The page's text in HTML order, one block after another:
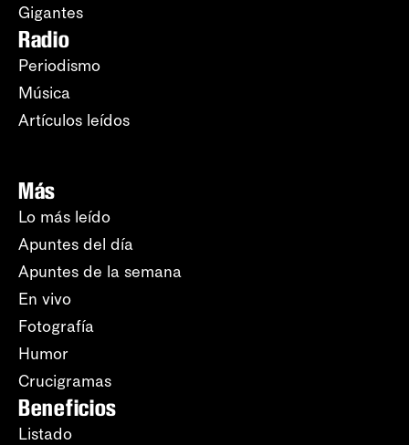
Gigantes
Radio
Periodismo
Música
Artículos leídos
Más
Lo más leído
Apuntes del día
Apuntes de la semana
En vivo
Fotografía
Humor
Crucigramas
Beneficios
Listado